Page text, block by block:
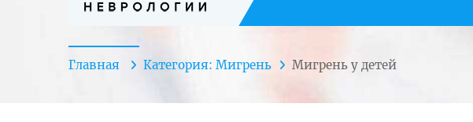
Главная Категория: Мигрень Мигрень у детей